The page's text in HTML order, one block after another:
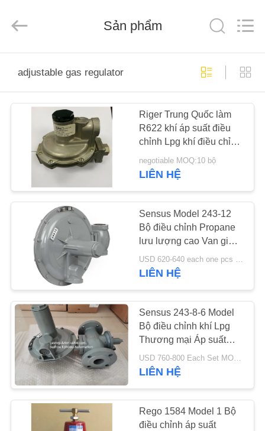
SẢN
CHÚNG
TÔI
CHUYẾN
THAM
QUAN
NHÀ
MÁY
KIỂM
SOÁT
CHẤT
LƯỢNG
Automation
Equipment
All
Reserved.
Sản phẩm
adjustable gas regulator
Riger Trung Quốc làm
R622 khí áp suất điều
chỉnh Lpg khí điều chỉnh
giai đoạn thứ hai cho đốt
khí
negotiable MOQ:10 bộ
LIÊN HỆ
Sensus Model 243-12
Bộ điều chỉnh Propane
lưu lượng cao Van giảm
áp 125psi
USD 620-640 each one pcs MOQ:2 cái
LIÊN HỆ
Sensus 243-8-6 Model
Bộ điều chỉnh khí Lpg
Thương mại Áp suất
thấp ANSI 125
USD 760-800 Each Set MOQ:1 bộ
LIÊN HỆ
Rego 1584 Model 1 Bộ
điều chỉnh áp suất